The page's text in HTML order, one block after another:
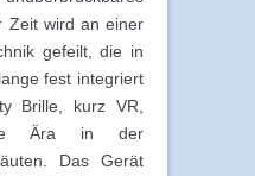
Zeit wird an einer
gefeilt, die in
fest integriert
Brille, kurz VR,
Ära in der
Das Gerät